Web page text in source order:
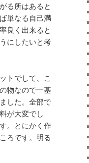
る所はあると
単なる自己満
良く出来ると
にしたいと考
トでして、こ
物なので一基
した。全部で
が大変でし
。とにかく作
ろです。明る